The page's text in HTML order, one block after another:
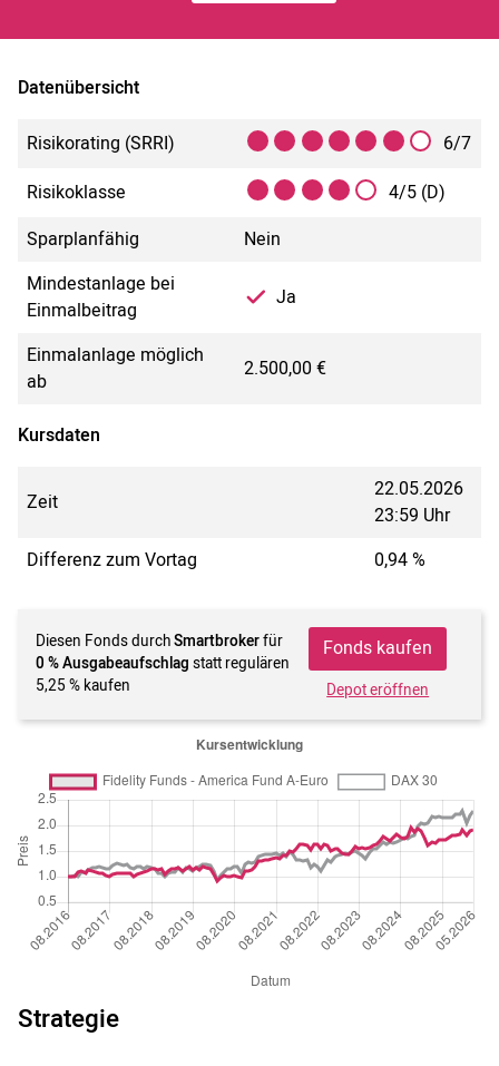
Datenübersicht
Risikorating (SRRI)
6/7
Risikoklasse
4/5 (D)
Sparplanfähig
Nein
Mindestanlage bei
Einmalbeitrag
Ja
Einmalanlage möglich
ab
2.500,00 €
Kursdaten
Zeit
22.05.2026
23:59 Uhr
Differenz zum Vortag
0,94 %
Diesen Fonds durchSmartbrokerfür
0 % Ausgabeaufschlag statt regulären
5,25 % kaufen
Fonds kaufen
Depot eröffnen
Strategie